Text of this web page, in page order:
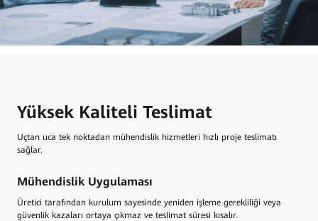
Yüksek Kaliteli Teslimat
Uçtan uca tek noktadan mühendislik hizmetleri hızlı proje teslimatı
sağlar.
Mühendislik Uygulaması
Üretici tarafından kurulum sayesinde yeniden işleme gerekliliği veya
güvenlik kazaları ortaya çıkmaz ve teslimat süresi kısalır.